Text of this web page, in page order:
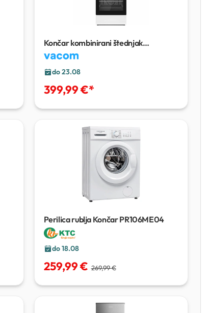
Končar kombinirani štednjak
ST6013BS 3+1
do 23.08
399,99 €*
Perilica rublja Končar PR106ME04
do 18.08
259,99 € 269,99 €